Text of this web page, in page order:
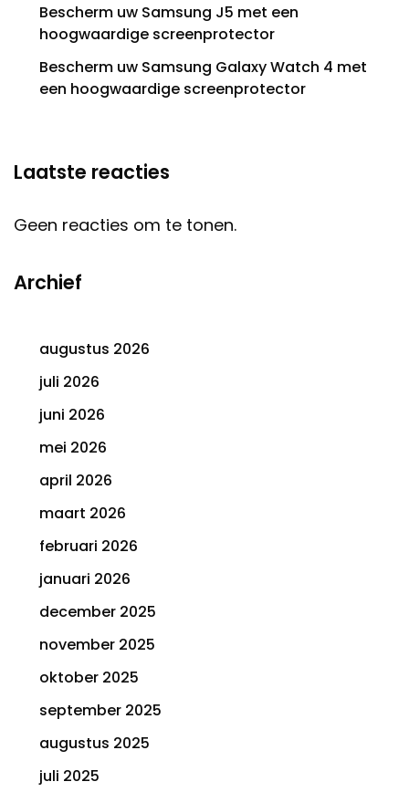
Bescherm uw Samsung J5 met een
hoogwaardige screenprotector
Bescherm uw Samsung Galaxy Watch 4 met
een hoogwaardige screenprotector
Laatste reacties
Geen reacties om te tonen.
Archief
augustus 2026
juli 2026
juni 2026
mei 2026
april 2026
maart 2026
februari 2026
januari 2026
december 2025
november 2025
oktober 2025
september 2025
augustus 2025
juli 2025